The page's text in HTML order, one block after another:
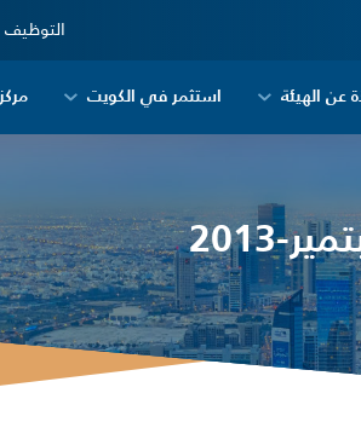
التوظيف
عن الهيئة استثمر في الكويت